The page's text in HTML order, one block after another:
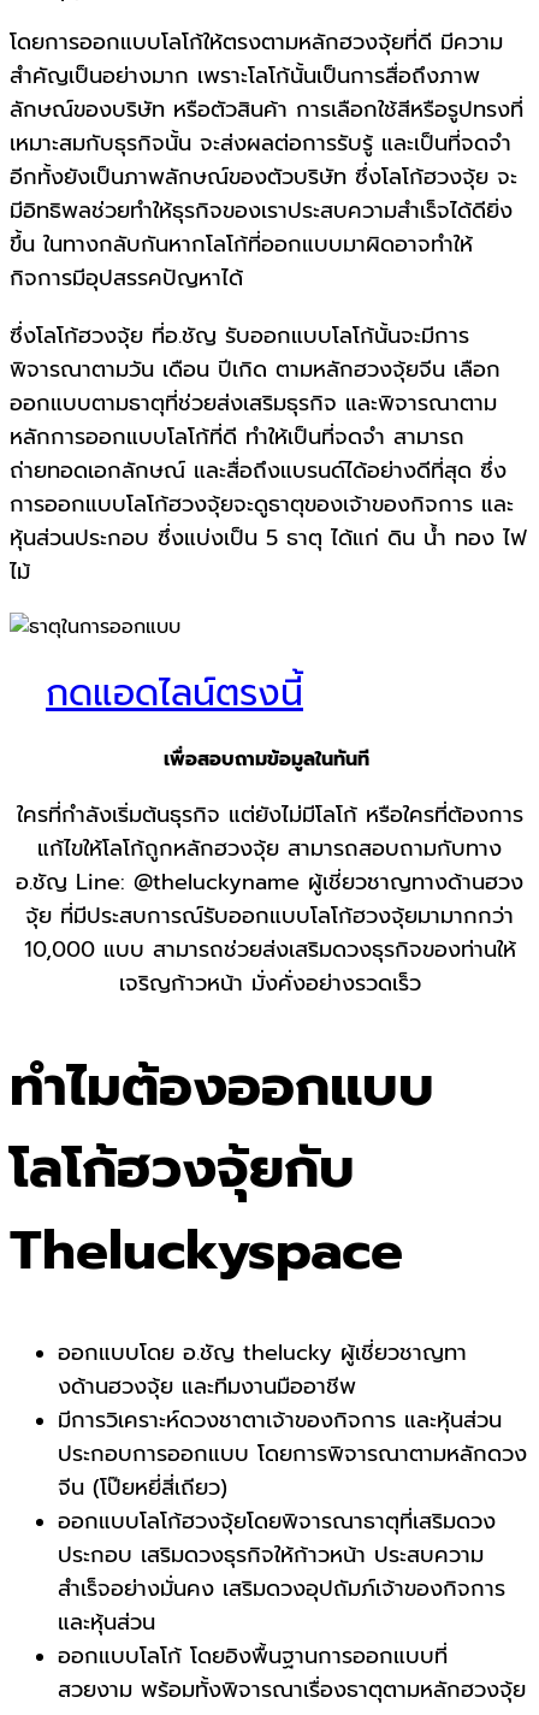
โดยการออกแบบโลโก้ให้ตรงตามหลักฮวงจุ้ยที่ดี มีความ
สำคัญเป็นอย่างมาก เพราะโลโก้นั้นเป็นการสื่อถึงภาพ
ลักษณ์ของบริษัท หรือตัวสินค้า การเลือกใช้สีหรือรูปทรงที่
เหมาะสมกับธุรกิจนั้น จะส่งผลต่อการรับรู้ และเป็นที่จดจำ
อีกทั้งยังเป็นภาพลักษณ์ของตัวบริษัท ซึ่งโลโก้ฮวงจุ้ย จะ
มีอิทธิพลช่วยทำให้ธุรกิจของเราประสบความสำเร็จได้ดียิ่ง
ขึ้น ในทางกลับกันหากโลโก้ที่ออกแบบมาผิดอาจทำให้
กิจการมีอุปสรรคปัญหาได้
ซึ่งโลโก้ฮวงจุ้ย ที่อ.ชัญ รับออกแบบโลโก้นั้นจะมีการ
พิจารณาตามวัน เดือน ปีเกิด ตามหลักฮวงจุ้ยจีน เลือก
ออกแบบตามธาตุที่ช่วยส่งเสริมธุรกิจ และพิจารณาตาม
หลักการออกแบบโลโก้ที่ดี ทำให้เป็นที่จดจำ สามารถ
ถ่ายทอดเอกลักษณ์ และสื่อถึงแบรนด์ได้อย่างดีที่สุด ซึ่ง
การออกแบบโลโก้ฮวงจุ้ยจะดูธาตุของเจ้าของกิจการ และ
หุ้นส่วนประกอบ ซึ่งแบ่งเป็น 5 ธาตุ ได้แก่ ดิน น้ำ ทอง ไฟ
ไม้
กดแอดไลน์ตรงนี้
เพื่อสอบถามข้อมูลในทันที
ใครที่กำลังเริ่มต้นธุรกิจ แต่ยังไม่มีโลโก้ หรือใครที่ต้องการ
แก้ไขให้โลโก้ถูกหลักฮวงจุ้ย สามารถสอบถามกับทาง
อ.ชัญ Line: @theluckyname ผู้เชี่ยวชาญทางด้านฮวง
จุ้ย ที่มีประสบการณ์รับออกแบบโลโก้ฮวงจุ้ยมามากกว่า
10,000 แบบ สามารถช่วยส่งเสริมดวงธุรกิจของท่านให้
เจริญก้าวหน้า มั่งคั่งอย่างรวดเร็ว
ทำไมต้องออกแบบ
โลโก้ฮวงจุ้ยกับ
Theluckyspace
ออกแบบโดย อ.ชัญ thelucky ผู้เชี่ยวชาญทา
งด้านฮวงจุ้ย และทีมงานมืออาชีพ
มีการวิเคราะห์ดวงชาตาเจ้าของกิจการ และหุ้นส่วน
ประกอบการออกแบบ โดยการพิจารณาตามหลักดวง
จีน (โป๊ยหยี่สี่เถียว)
ออกแบบโลโก้ฮวงจุ้ยโดยพิจารณาธาตุที่เสริมดวง
ประกอบ เสริมดวงธุรกิจให้ก้าวหน้า ประสบความ
สำเร็จอย่างมั่นคง เสริมดวงอุปถัมภ์เจ้าของกิจการ
และหุ้นส่วน
ออกแบบโลโก้ โดยอิงพื้นฐานการออกแบบที่
สวยงาม พร้อมทั้งพิจารณาเรื่องธาตุตามหลักฮวงจุ้ย